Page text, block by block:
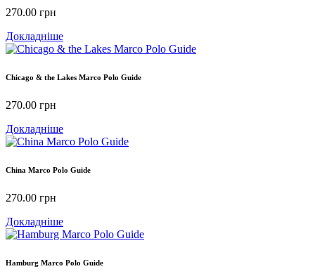
270.00 грн
Докладніше
Chicago & the Lakes Marco Polo Guide
270.00 грн
Докладніше
China Marco Polo Guide
270.00 грн
Докладніше
Hamburg Marco Polo Guide